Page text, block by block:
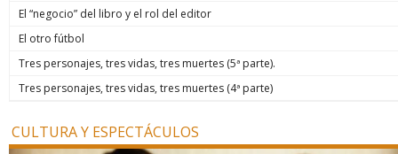
El “negocio” del libro y el rol del editor
El otro fútbol
Tres personajes, tres vidas, tres muertes (5ª parte).
Tres personajes, tres vidas, tres muertes (4ª parte)
CULTURA Y ESPECTÁCULOS